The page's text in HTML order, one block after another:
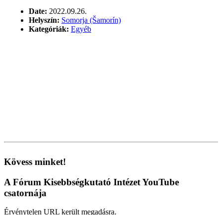
Date: 2022.09.26.
Helyszín: Somorja (Šamorín)
Kategóriák: Egyéb
Kövess minket!
A Fórum Kisebbségkutató Intézet YouTube
csatornája
Érvénytelen URL került megadásra.